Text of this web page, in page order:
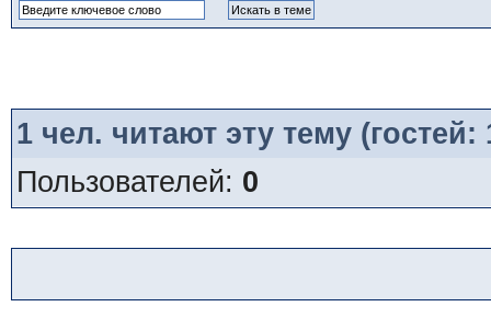
1чел. читают эту тему
Пользователей: 0